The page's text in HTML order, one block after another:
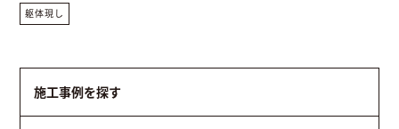
躯体現し
施工事例を探す